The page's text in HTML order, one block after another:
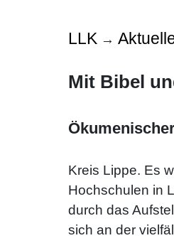
LLK→
Mit Bibel
Kreis Lippe. Es
Hochschulen in
durch das
sich an der